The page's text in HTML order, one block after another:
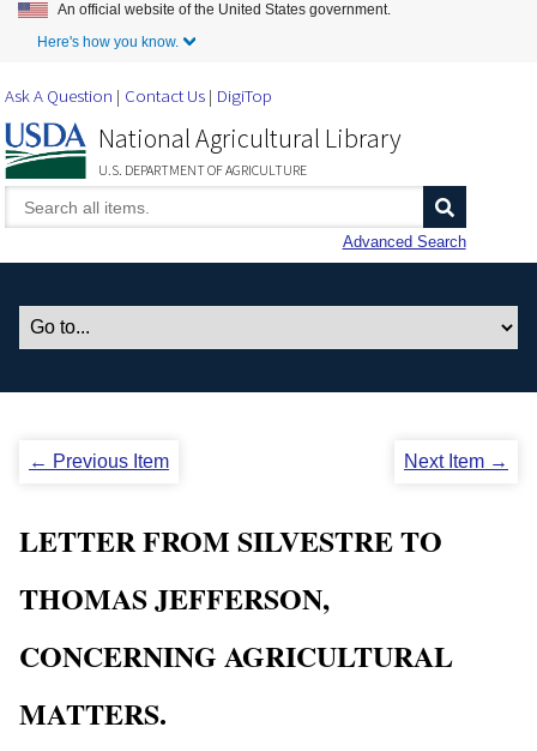
Skip to Main Content
An official website of the United States government.
Here's how you know.
Ask A Question Contact Us DigiTop
National Agricultural Library
U.S. DEPARTMENT OF AGRICULTURE
Advanced Search
← Previous Item Next Item →
LETTER FROM SILVESTRE TO
THOMAS JEFFERSON,
CONCERNING AGRICULTURAL
MATTERS.